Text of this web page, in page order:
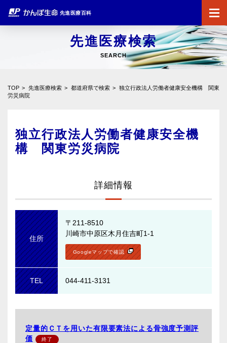
先進医療百科
先進医療検索
SEARCH
TOP 先進医療検索 都道府県で検索
独立行政法人労働者健康安全機構 関東
労災病院
独立行政法人労働者健康安全機
構 関東労災病院
詳細情報
住所
〒211-8510
川崎市中原区木月住吉町1-1
Googleマップで確認
TEL 044-411-3131
定量的ＣＴを用いた有限要素法による骨強度予測評
価